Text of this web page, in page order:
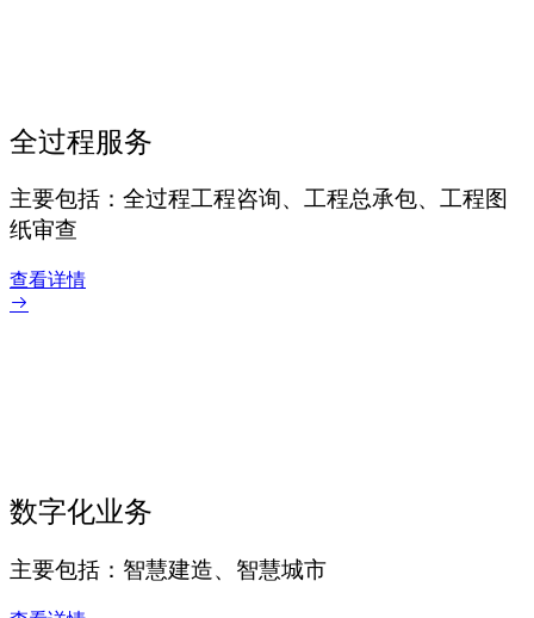
全过程服务
主要包括：全过程工程咨询、工程总承包、工程图
纸审查
查看详情
数字化业务
主要包括：智慧建造、智慧城市